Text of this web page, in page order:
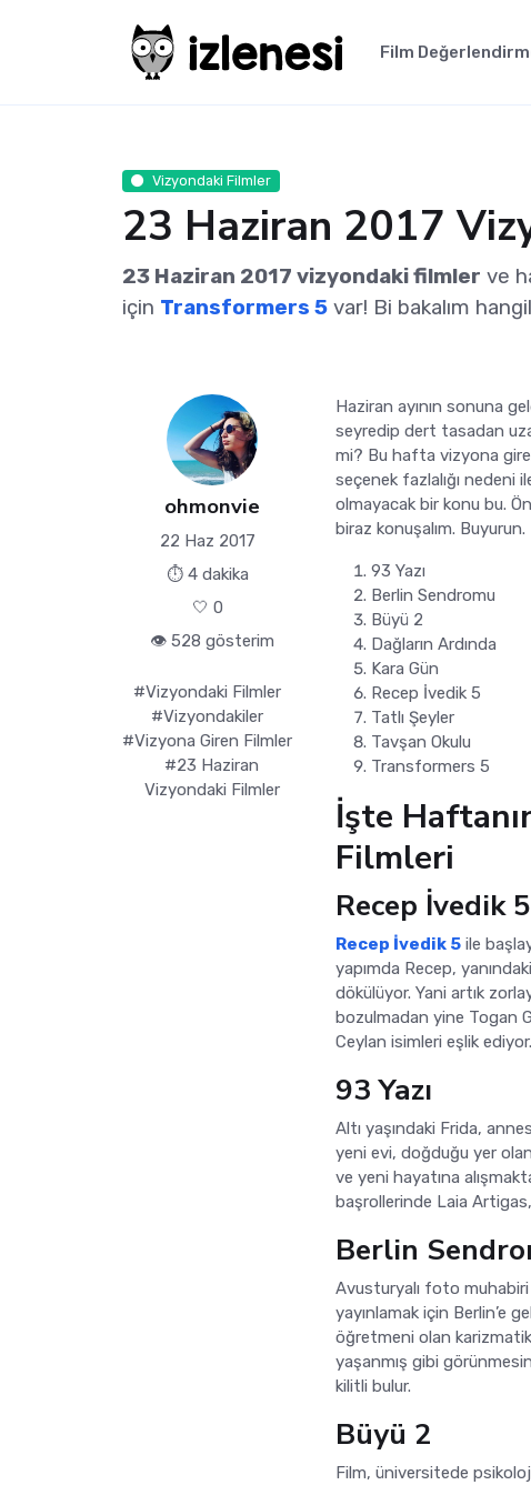
Film
Vizyondaki Filmler
23 Haziran 2017
23 Haziran 2017 vizyondaki filmler ve
için Transformers 5var! Bi bakalım
ohmonvie
22 Haz 2017
⏱ 4 dakika
🤍 0
👁️ 528 gösterim
#Vizyondaki Filmler
#Vizyondakiler
#Vizyona Giren Filmler
#23 Haziran
Vizyondaki Filmler
Haziran ayının sonuna
seyredip dert tasadan
mi? Bu hafta vizyona
seçenek fazlalığı nedeni
olmayacak bir konu bu.
biraz konuşalım. Buyurun.
93 Yazı
Berlin Sendromu
Büyü 2
Dağların Ardında
Kara Gün
Recep İvedik 5
Tatlı Şeyler
Tavşan Okulu
Transformers 5
İşte
Filmleri
Recep İvedik 5
Recep İvedik 5 ile
yapımda Recep,
dökülüyor. Yani artık
bozulmadan yine Togan
Ceylan isimleri eşlik ediyor.
93 Yazı
Altı yaşındaki Frida,
yeni evi, doğduğu yer
ve yeni hayatına
başrollerinde Laia
Berlin
Avusturyalı foto
yayınlamak için Berlin’e
öğretmeni olan
yaşanmış gibi
kilitli bulur.
Büyü 2
Film, üniversitede